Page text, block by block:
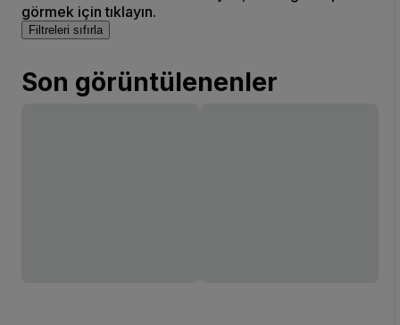
görmek için tıklayın.
Filtreleri sıfırla
Son görüntülenenler